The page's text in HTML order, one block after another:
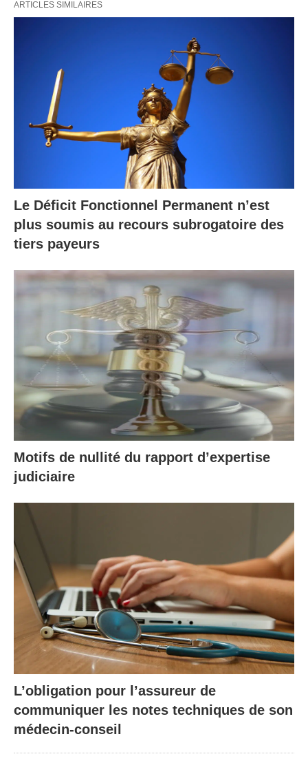
ARTICLES SIMILAIRES
Le Déficit Fonctionnel Permanent n’est
plus soumis au recours subrogatoire des
tiers payeurs
Motifs de nullité du rapport d’expertise
judiciaire
L’obligation pour l’assureur de
communiquer les notes techniques de son
médecin-conseil